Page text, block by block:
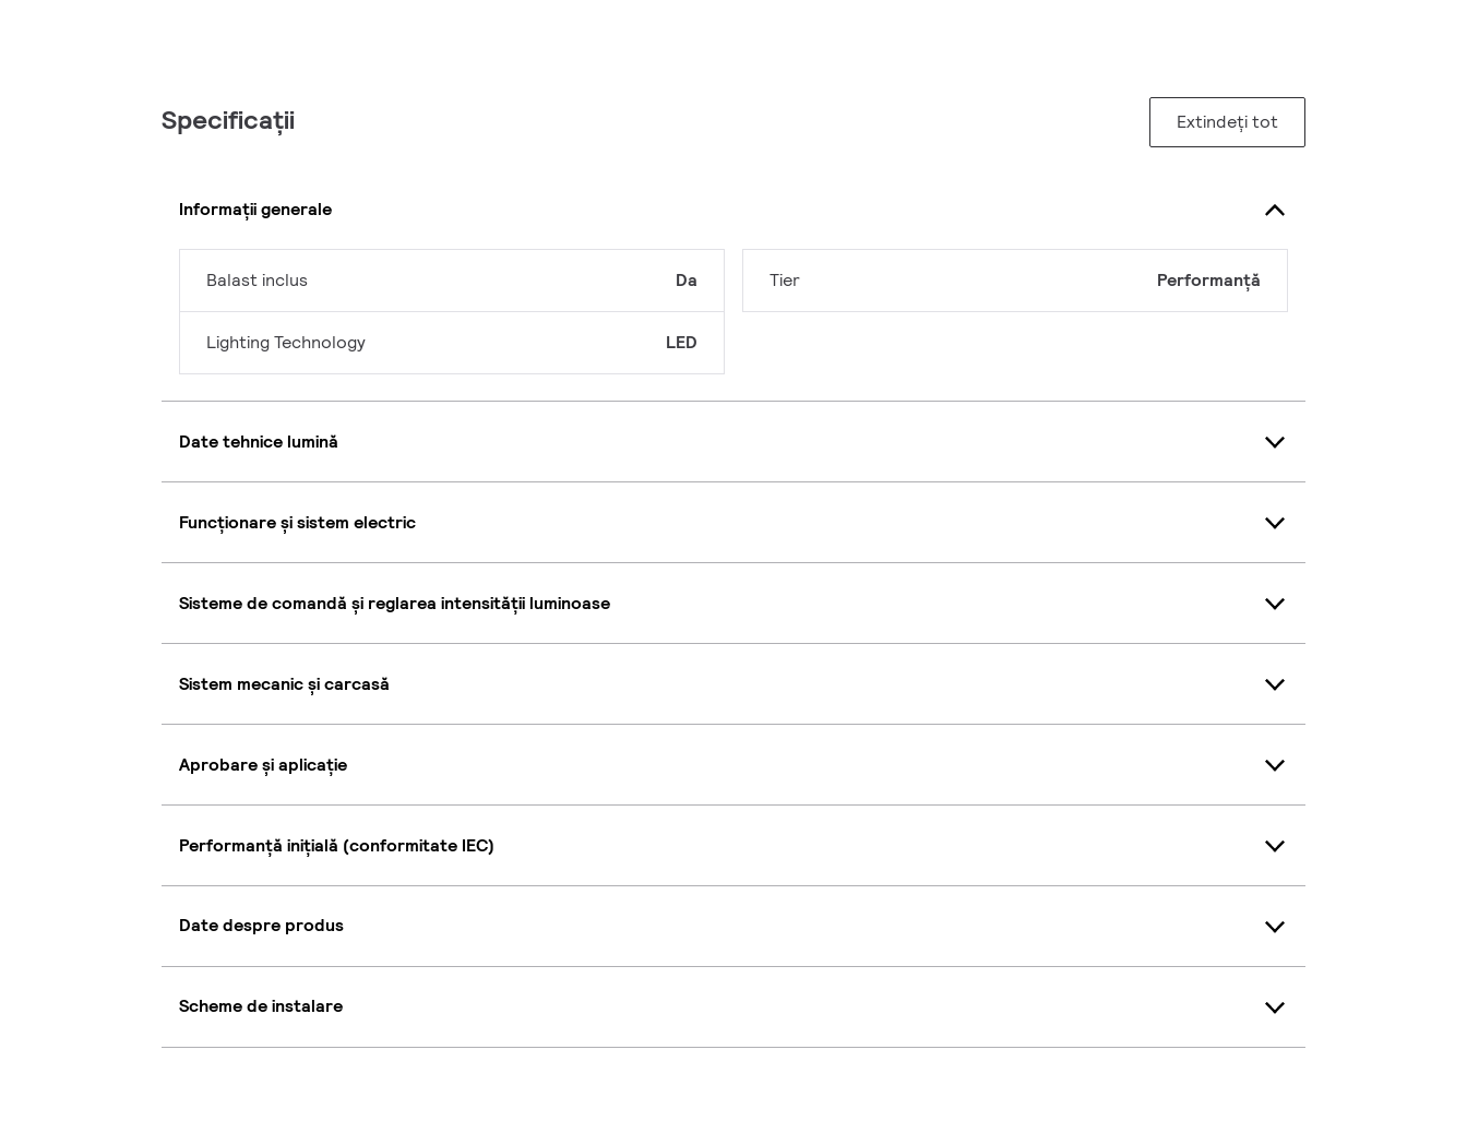
Specificații Extindeți tot
Informații generale
Balast inclus Da
Lighting Technology LED
Tier Performanță
Date tehnice lumină
Funcționare și sistem electric
Sisteme de comandă și reglarea intensității luminoase
Sistem mecanic și carcasă
Aprobare și aplicație
Performanță inițială (conformitate IEC)
Date despre produs
Scheme de instalare